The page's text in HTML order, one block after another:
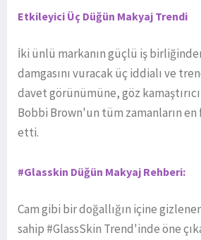
Etkileyici Üç Düğün Makyaj Trendi
İki ünlü markanın güçlü iş
damgasını vuracak üç iddialı ve
davet görünümüne, göz
Bobbi Brown'un tüm zamanların
etti.
#Glasskin Düğün Makyaj Rehberi:
Cam gibi bir doğallığın içine
sahip #GlassSkin Trend'inde öne